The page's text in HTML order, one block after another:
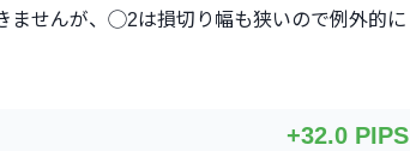
ませんが、◯2は損切り幅も狭いので例外的に
+32.0 PIPS